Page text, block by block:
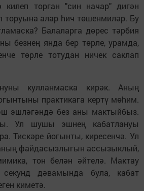
килеп торган "син начар" дигән
торуына алар hич төшенмиләр. Бу
Балаларга дөрес тәрбия
безнең янда бер төрле, урамда,
төрле тотудан ничек саклап
кулланмаска кирәк. Аның
практикага кертү мөhим.
эшләгәндә без аны мактыйбыз.
Ул шушы эшнең кабатлануы
Тискәре йогынты, киресенчә. Ул
файдасызлыгын ассызыклый,
тон белән әйтелә. Мактау
дәвамында була, кабат
киметә.